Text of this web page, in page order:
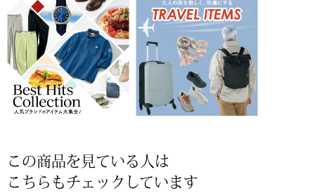
ーブルウェア
その他
ファッション
この商品を見ている人は
こちらもチェックしています